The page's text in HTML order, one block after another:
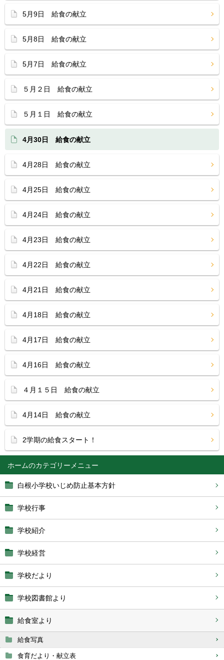
ホーム
白根小学校いじめ防止基本方針
学校行事
学校紹介
学校経営
学校だより
学校図書館より
給食室より
給食写真
食育だより・献立表
5月9日 給食の献立
5月8日 給食の献立
5月7日 給食の献立
５月２日 給食の献立
５月１日 給食の献立
4月30日 給食の献立
4月28日 給食の献立
4月25日 給食の献立
4月24日 給食の献立
4月23日 給食の献立
4月22日 給食の献立
4月21日 給食の献立
4月18日 給食の献立
4月17日 給食の献立
4月16日 給食の献立
４月１５日 給食の献立
4月14日 給食の献立
2学期の給食スタート！